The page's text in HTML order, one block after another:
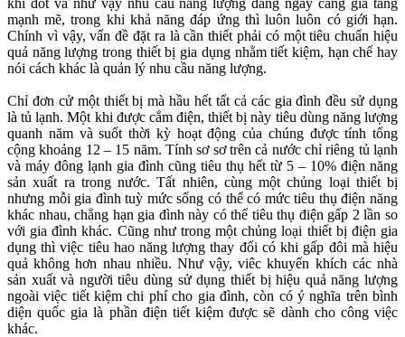
khí đốt và như vậy nhu cầu năng lượng đang ngày càng gia tăng
mạnh mẽ, trong khi khả năng đáp ứng thì luôn luôn có giới hạn.
Chính vì vậy, vấn đề đặt ra là cần thiết phải có một tiêu chuẩn hiệu
quả năng lượng trong thiết bị gia dụng nhằm tiết kiệm, hạn chế hay
nói cách khác là quản lý nhu cầu năng lượng.
Chỉ đơn cử một thiết bị mà hầu hết tất cả các gia đình đều sử dụng
là tủ lạnh. Một khi được cắm điện, thiết bị này tiêu dùng năng lượng
quanh năm và suốt thời kỳ hoạt động của chúng được tính tổng
cộng khoảng 12 – 15 năm. Tính sơ sơ trên cả nước chỉ riêng tủ lạnh
và máy đông lạnh gia đình cũng tiêu thụ hết từ 5 – 10% điện năng
sản xuất ra trong nước. Tất nhiên, cùng một chủng loại thiết bị
nhưng mỗi gia đình tuỳ mức sống có thể có mức tiêu thụ điện năng
khác nhau, chẳng hạn gia đình này có thể tiêu thụ điện gấp 2 lần so
với gia đình khác. Cũng như trong một chủng loại thiết bị điện gia
dụng thì việc tiêu hao năng lượng thay đổi có khi gấp đôi mà hiệu
quả không hơn nhau nhiều. Như vậy, viêc khuyến khích các nhà
sản xuất và người tiêu dùng sử dụng thiết bị hiệu quả năng lượng
ngoài việc tiết kiệm chi phí cho gia đình, còn có ý nghĩa trên bình
diện quốc gia là phần điện tiết kiệm được sẽ dành cho công việc
khác.